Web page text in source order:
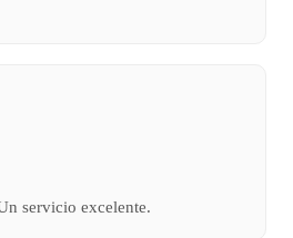
servicio excelente.